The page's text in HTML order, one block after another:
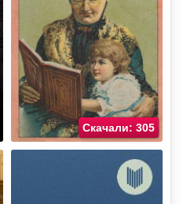
Скачали: 305